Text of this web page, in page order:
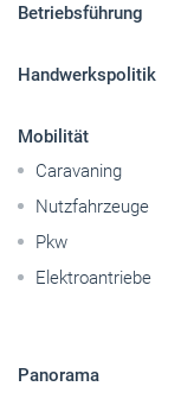
Betriebsführung
Handwerkspolitik
Mobilität
Caravaning
Nutzfahrzeuge
Pkw
Elektroantriebe
Panorama